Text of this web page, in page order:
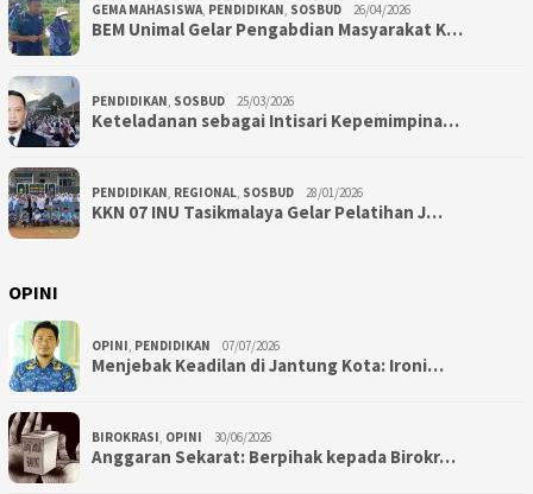
GEMA MAHASISWA, PENDIDIKAN, SOSBUD 26/04/2026
BEM Unimal Gelar Pengabdian Masyarakat K…
PENDIDIKAN, SOSBUD 25/03/2026
Keteladanan sebagai Intisari Kepemimpina…
PENDIDIKAN, REGIONAL, SOSBUD 28/01/2026
KKN 07 INU Tasikmalaya Gelar Pelatihan J…
OPINI
OPINI, PENDIDIKAN 07/07/2026
Menjebak Keadilan di Jantung Kota: Ironi…
BIROKRASI, OPINI 30/06/2026
Anggaran Sekarat: Berpihak kepada Birokr…